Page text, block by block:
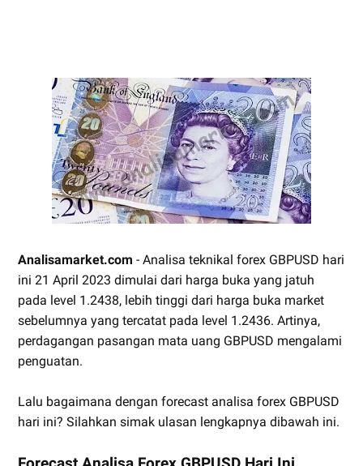
Analisamarket.com - Analisa teknikal forex GBPUSD hari
ini 21 April 2023 dimulai dari harga buka yang jatuh
pada level 1.2438, lebih tinggi dari harga buka market
sebelumnya yang tercatat pada level 1.2436. Artinya,
perdagangan pasangan mata uang GBPUSD mengalami
penguatan.
Lalu bagaimana dengan forecast analisa forex GBPUSD
hari ini? Silahkan simak ulasan lengkapnya dibawah ini.